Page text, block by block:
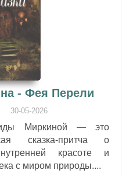
- Фея Перели
30-05-2026
Миркиной — это
сказка-притча о
красоте и
с миром природы....